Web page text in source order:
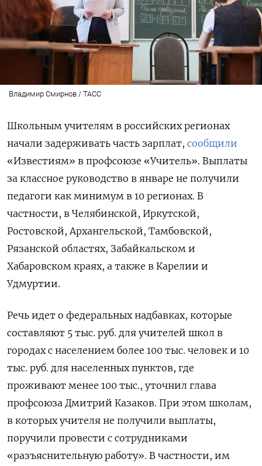
Владимир Смирнов / ТАСС
Школьным учителям в российских регионах
начали задерживать часть зарплат, сообщили
«Известиям» в профсоюзе «Учитель». Выплаты
за классное руководство в январе не получили
педагоги как минимум в 10 регионах. В
частности, в Челябинской, Иркутской,
Ростовской, Архангельской, Тамбовской,
Рязанской областях, Забайкальском и
Хабаровском краях, а также в Карелии и
Удмуртии.
Речь идет о федеральных надбавках, которые
составляют 5 тыс. руб. для учителей школ в
городах с населением более 100 тыс. человек и 10
тыс. руб. для населенных пунктов, где
проживают менее 100 тыс., уточнил глава
профсоюза Дмитрий Казаков. При этом школам,
в которых учителя не получили выплаты,
поручили провести с сотрудниками
«разъяснительную работу». В частности, им